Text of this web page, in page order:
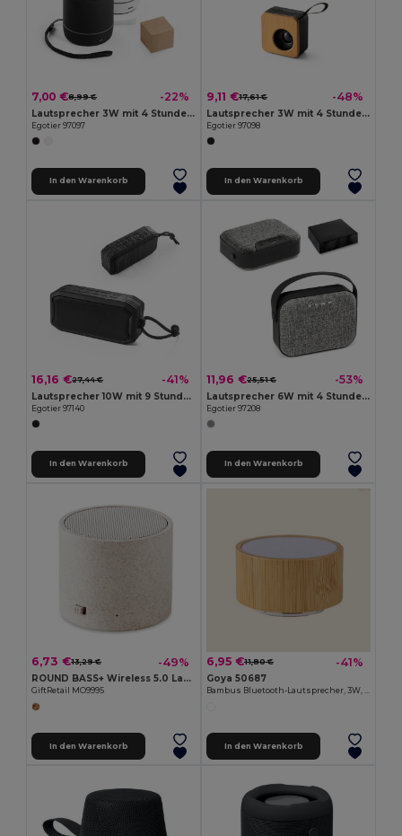
7,00 €8,99 € -22%
Lautsprecher 3W mit 4 Stunden Akkulaufzeit aus recyceltem ABS (100 % rABS)
Egotier 97097
In den Warenkorb
9,11 €17,61 € -48%
Lautsprecher 3W mit 4 Stunden Akkulaufzeit aus Recyceltes ABS (100% rABS) und Bambus
Egotier 97098
In den Warenkorb
16,16 €27,44 € -41%
Lautsprecher 10W mit 9 Stunden Akkulaufzeit und IPX7 aus 100% rABS
Egotier 97140
In den Warenkorb
11,96 €25,51 € -53%
Lautsprecher 6W mit 4 Stunden Akkulaufzeit aus ABS
Egotier 97208
In den Warenkorb
6,73 €13,29 € -49%
ROUND BASS+ Wireless 5.0 Lautsprecher
GiftRetail MO9995
In den Warenkorb
6,95 €11,80 € -41%
Goya 50687
Bambus Bluetooth-Lautsprecher, 3W, Freisprechfunktion, Radio MAINE
In den Warenkorb